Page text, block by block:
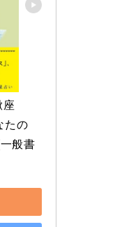
座
たの
般書